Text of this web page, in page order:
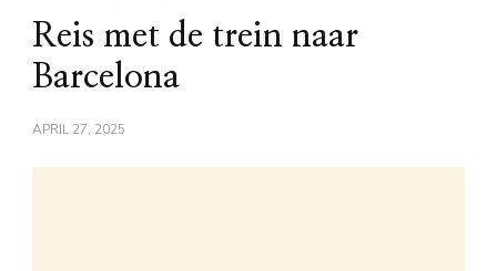
Reis met de trein naar
Barcelona
APRIL 27, 2025